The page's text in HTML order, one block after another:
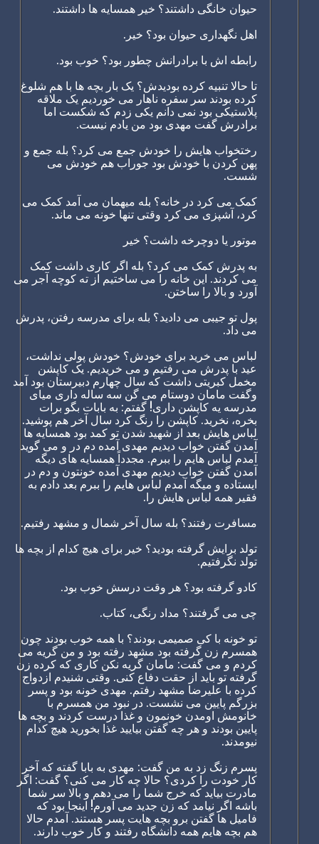
حیوان خانگی داشتند؟ خیر همسایه ها داشتند.
اهل نگهداری حیوان بود؟ خیر.
رابطه اش با برادرانش چطور بود؟ خوب بود.
تا حالا تنبیه کرده بودیدش؟ یک بار بچه ها با هم شلوغ
کرده بودند سر سفره ناهار می خوردیم یک ملاقه
پلاستیکی بود نمی دانم یکی زدم که شکست اما
برادرش گفت مهدی بود من یادم نیست.
رختخواب هایش را خودش جمع می کرد؟ بله جمع و
پهن کردن با خودش بود جوراب هم خودش می
شست.
کمک می کرد در خانه؟ بله میهمان می آمد کمک می
کرد، آشپزی می کرد وقتی تنها خونه می ماند.
موتور یا دوچرخه داشت؟ خیر
به پدرش کمک می کرد؟ بله اگر کاری داشت کمک
می کردند. این خانه را می ساختیم از ته کوچه آجر می
آورد و بالا را ساختن.
پول تو جیبی می دادید؟ بله برای مدرسه رفتن، پدرش
می داد.
لباس می خرید برای خودش؟ خودش پولی نداشت،
عید با پدرش می رفتیم و می خریدیم. یک کاپشن
مخمل کبریتی داشت که سال چهارم دبیرستان بود آمد
وگفت مامان دوستام می گن سه ساله داری میای
مدرسه یه کاپشن داری! گفتم: به بابات بگو برات
بخره، نخرید. کاپشن را رنگ کرد سال آخر هم پوشید.
لباس هایش بعد از شهید شدن تو کمد بود همسایه ها
آمدن گفتن خواب دیدیم مهدی آمده دم در و می گوید
آمدم لباس هایم را ببرم. مجدداً همسایه های دیگه
آمدن گفتن خواب دیدیم مهدی آمده خونتون و دم در
ایستاده و میگه آمدم لباس هایم را ببرم بعد دادم به
فقیر همه لباس هایش را.
مسافرت رفتند؟ بله سال آخر شمال و مشهد رفتیم.
تولد برایش گرفته بودید؟ خیر برای هیچ کدام از بچه ها
تولد نگرفتیم.
کادو گرفته بود؟ هر وقت درسش خوب بود.
چی می گرفتند؟ مداد رنگی، کتاب.
تو خونه با کی صمیمی بودند؟ با همه خوب بودند چون
همسرم زن گرفته بود مشهد رفته بود و من گریه می
کردم و می گفت: مامان گریه نکن کاری که کرده زن
گرفته تو باید از حقت دفاع کنی. وقتی شنیدم ازدواج
کرده با علیرضا مشهد رفتم. مهدی خونه بود و پسر
بزرگم پایین می نشست. در نبود من همسرم با
خانومش اومدن خونمون و غذا درست کردند و بچه ها
پایین بودند و هر چه گفتن بیایید غذا بخورید هیچ کدام
نیومدند.
پسرم زنگ زد به من گفت: مهدی به بابا گفته که آخر
کار خودت را کردی؟ حالا چه کار می کنی؟ گفت: اگر
مادرت بیاید که خرج شما را می دهم و بالا سر شما
باشه اگر نیامد که زن جدید می آورم! اینجا بود که
فامیل ها گفتن برو بچه هایت پسر هستند. آمدم حالا
هم بچه هایم همه دانشگاه رفتند و کار خوب دارند.